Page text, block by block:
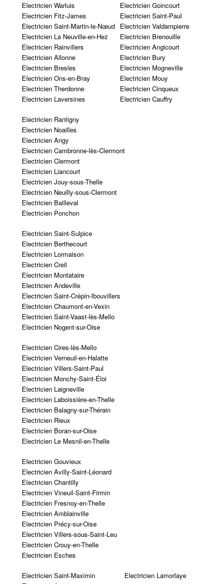
Electricien Warluis
Electricien Fitz-James
Electricien Saint-Martin-le-Nœud
Electricien La Neuville-en-Hez
Electricien Rainvillers
Electricien Allonne
Electricien Bresles
Electricien Ons-en-Bray
Electricien Therdonne
Electricien Laversines
Electricien Goincourt
Electricien Saint-Paul
Electricien Valdampierre
Electricien Brenouille
Electricien Angicourt
Electricien Bury
Electricien Mogneville
Electricien Mouy
Electricien Cinqueux
Electricien Cauffry
Electricien Rantigny
Electricien Noailles
Electricien Angy
Electricien Cambronne-lès-Clermont
Electricien Clermont
Electricien Liancourt
Electricien Jouy-sous-Thelle
Electricien Neuilly-sous-Clermont
Electricien Bailleval
Electricien Ponchon
Electricien Saint-Sulpice
Electricien Berthecourt
Electricien Lormaison
Electricien Creil
Electricien Montataire
Electricien Andeville
Electricien Saint-Crépin-Ibouvillers
Electricien Chaumont-en-Vexin
Electricien Saint-Vaast-lès-Mello
Electricien Nogent-sur-Oise
Electricien Cires-lès-Mello
Electricien Verneuil-en-Halatte
Electricien Villers-Saint-Paul
Electricien Monchy-Saint-Éloi
Electricien Laigneville
Electricien Laboissière-en-Thelle
Electricien Balagny-sur-Thérain
Electricien Rieux
Electricien Boran-sur-Oise
Electricien Le Mesnil-en-Thelle
Electricien Gouvieux
Electricien Avilly-Saint-Léonard
Electricien Chantilly
Electricien Vineuil-Saint-Firmin
Electricien Fresnoy-en-Thelle
Electricien Amblainville
Electricien Précy-sur-Oise
Electricien Villers-sous-Saint-Leu
Electricien Crouy-en-Thelle
Electricien Esches
Electricien Saint-Maximin
Electricien Lamorlaye